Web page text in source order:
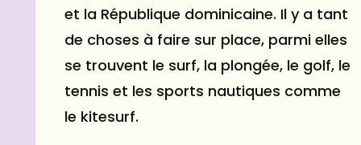
et la République dominicaine. Il y a tant
de choses à faire sur place, parmi elles
se trouvent le surf, la plongée, le golf, le
tennis et les sports nautiques comme
le kitesurf.